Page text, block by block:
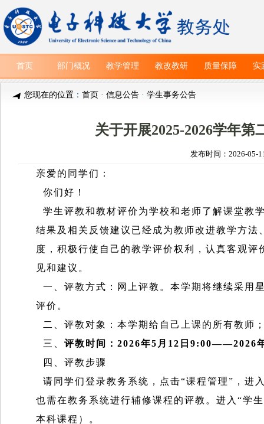
首页 部门概况 教学管理 教改教研 质量保障 实
您现在的位置 ： 首页 · 信息公告 · 学生事务公告
关于开展2025-2026学年
发布时间：2026-
亲爱的同学们：
你们好！
学生评教和教材评价为学校和老师了解课堂教
结果及相关反馈建议已经成为教师改进教学方
度，积极行使自己的教学评价权利，认真客观
见和建议。
一、评教方式：网上评教。本学期将继续采用
评价。
二、评教对象：本学期给自己上课的所有教师
三、 评教时间：2026年5月12日9:00——2026
四、评教步骤
请同学们登录教务系统，点击“课程管理”，进
也需在教务系统进行辅修课程的评教。进入“学
本科课程）。